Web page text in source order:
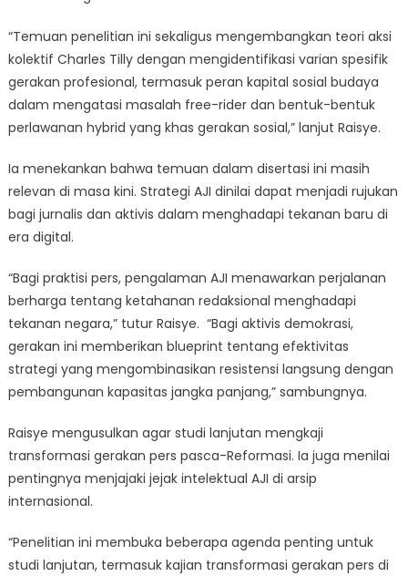
“Temuan penelitian ini sekaligus mengembangkan teori aksi
kolektif Charles Tilly dengan mengidentifikasi varian spesifik
gerakan profesional, termasuk peran kapital sosial budaya
dalam mengatasi masalah free-rider dan bentuk-bentuk
perlawanan hybrid yang khas gerakan sosial,” lanjut Raisye.
Ia menekankan bahwa temuan dalam disertasi ini masih
relevan di masa kini. Strategi AJI dinilai dapat menjadi rujukan
bagi jurnalis dan aktivis dalam menghadapi tekanan baru di
era digital.
“Bagi praktisi pers, pengalaman AJI menawarkan perjalanan
berharga tentang ketahanan redaksional menghadapi
tekanan negara,” tutur Raisye. “Bagi aktivis demokrasi,
gerakan ini memberikan blueprint tentang efektivitas
strategi yang mengombinasikan resistensi langsung dengan
pembangunan kapasitas jangka panjang,” sambungnya.
Raisye mengusulkan agar studi lanjutan mengkaji
transformasi gerakan pers pasca-Reformasi. Ia juga menilai
pentingnya menjajaki jejak intelektual AJI di arsip
internasional.
“Penelitian ini membuka beberapa agenda penting untuk
studi lanjutan, termasuk kajian transformasi gerakan pers di